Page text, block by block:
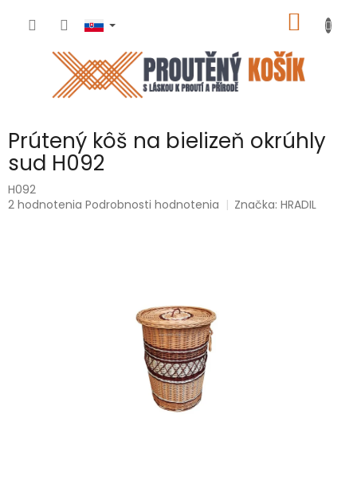
KOŠÍK
Prútený kôš na bielizeň okrúhly
sud H092
H092
Priemerné
2 hodnotenia Podrobnosti hodnotenia Značka:HRADIL